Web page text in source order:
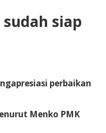
siap
perbaikan
Menko PMK